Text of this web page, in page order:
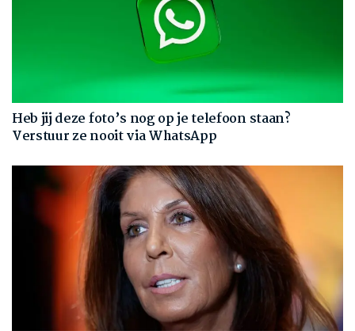
Heb jij deze foto’s nog op je telefoon staan?
Verstuur ze nooit via WhatsApp